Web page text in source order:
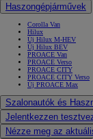
Haszongépjárművek
Corolla Van
Hilux
Új Hilux M-HEV
Új Hilux BEV
PROACE Van
PROACE Verso
PROACE CITY
PROACE CITY Verso
Új PROACE Max
Szalonautók és
Jelentkezzen
Nézze meg az